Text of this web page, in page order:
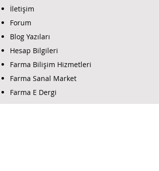
İletişim
Forum
Blog Yazıları
Hesap Bilgileri
Farma Bilişim Hizmetleri
Farma Sanal Market
Farma E Dergi